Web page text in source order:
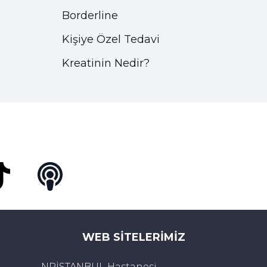
Borderline
Kişiye Özel Tedavi
Kreatinin Nedir?
WEB SITELERIMIZ